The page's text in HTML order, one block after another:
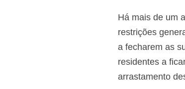
Há mais de um
restrições
a fecharem as
residentes a
arrastamento